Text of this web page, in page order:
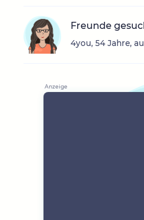
Freunde
4you, 54 Jahre,